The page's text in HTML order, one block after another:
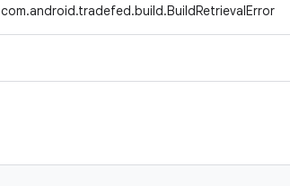
com.android.tradefed.build.BuildRetrievalError